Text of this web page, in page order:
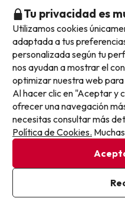
Sí, Servatur Playa Bonita tiene
Otros chollos en
Tu privacidad es
Utilizamos cookies
adaptada a tus
personalizada según tu
nos ayudan a mostrar el
optimizar nuestra web para
Al hacer clic en "Aceptar y
ofrecer una navegación
necesitas consultar más
Política de Cookies.